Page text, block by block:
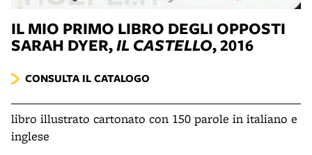
IL MIO PRIMO LIBRO DEGLI OPPOSTI
SARAH DYER,IL CASTELLO, 2016
CONSULTA IL CATALOGO
libro illustrato cartonato con 150 parole in italiano e
inglese